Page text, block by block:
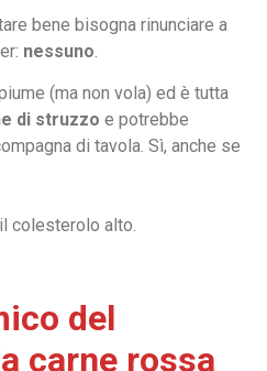
bene bisogna rinunciare a
nessuno.
(ma non vola) ed è tutta
di struzzo e potrebbe
di tavola. Sì, anche se
colesterolo alto.
del
carne rossa